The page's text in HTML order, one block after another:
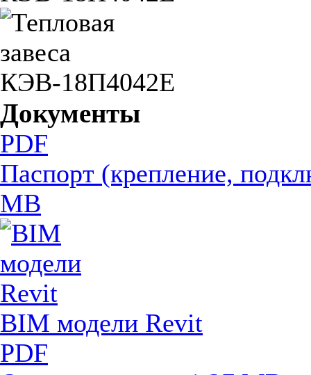
Документы
PDF
Паспорт (крепление,
MB
BIM модели Revit
PDF